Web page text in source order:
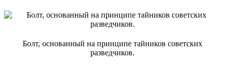
Болт, основанный на принципе тайников советских
разведчиков.